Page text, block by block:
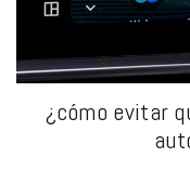
¿cómo evitar